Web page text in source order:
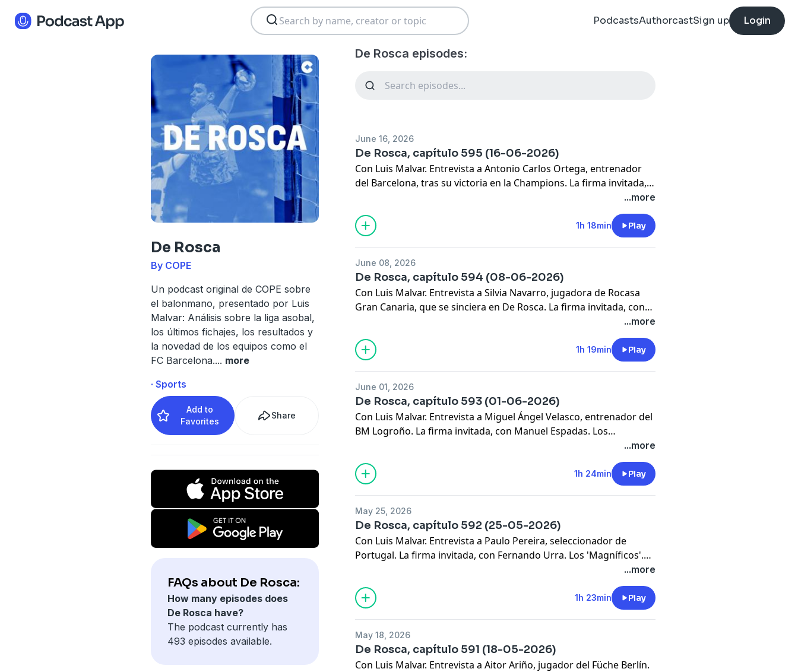
PodcastsAuthorcastSign up Login
De Rosca
By COPE
Un podcast original de COPE sobre
el balonmano, presentado por Luis
Malvar: Análisis sobre la liga asobal,
los últimos fichajes, los resultados y
la novedad de los equipos como el
FC Barcelona.... more
· Sports
Add to
Favorites
Share
FAQs about De Rosca:
How many episodes does
De Rosca have?
The podcast currently has
493 episodes available.
De Rosca episodes:
June 16, 2026
De Rosca, capítulo 595 (16-06-2026)
Con Luis Malvar. Entrevista a Antonio Carlos Ortega, entrenador
del Barcelona, tras su victoria en la Champions. La firma invitada,
con Víctor García 'Pillo'. Los 'Magníficos'. 'Mis Pajaritos', 'Siete...more
1h 18min Play
June 08, 2026
De Rosca, capítulo 594 (08-06-2026)
Con Luis Malvar. Entrevista a Silvia Navarro, jugadora de Rocasa
Gran Canaria, que se sinciera en De Rosca. La firma invitada, con
Anselmo Ruiz de Alarcón. Los 'Magníficos'. 'Mis Pajaritos', 'Siete...more
1h 19min Play
June 01, 2026
De Rosca, capítulo 593 (01-06-2026)
Con Luis Malvar. Entrevista a Miguel Ángel Velasco, entrenador del
BM Logroño. La firma invitada, con Manuel Espadas. Los
'Magníficos'. 'Mis Pajaritos', 'Siete Metros', 'La Pizarra' de Viran...more
1h 24min Play
May 25, 2026
De Rosca, capítulo 592 (25-05-2026)
Con Luis Malvar. Entrevista a Paulo Pereira, seleccionador de
Portugal. La firma invitada, con Fernando Urra. Los 'Magníficos'.
...more
1h 23min Play
May 18, 2026
De Rosca, capítulo 591 (18-05-2026)
Con Luis Malvar. Entrevista a Aitor Ariño, jugador del Füche Berlín.